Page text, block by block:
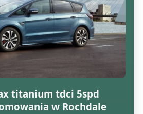
titanium tdci 5spd
w Rochdale